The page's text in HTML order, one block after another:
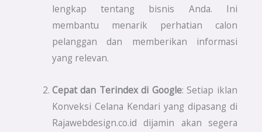
lengkap tentang bisnis Anda. Ini
membantu menarik perhatian calon
pelanggan dan memberikan informasi
yang relevan.
Cepat dan Terindex di Google: Setiap iklan
Konveksi Celana Kendari yang dipasang di
Rajawebdesign.co.id dijamin akan segera